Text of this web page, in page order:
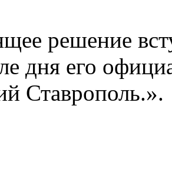
решение
дня его
Ставрополь.».